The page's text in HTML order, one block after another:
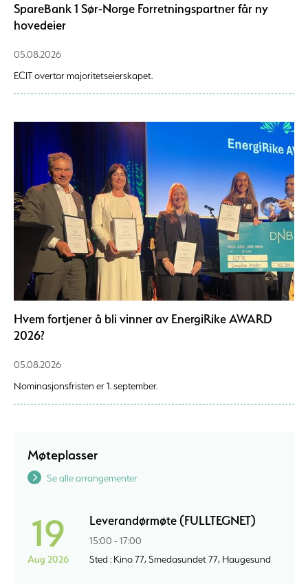
SpareBank 1 Sør-Norge Forretningspartner får ny
hovedeier
05.08.2026
ECIT overtar majoritetseierskapet.
Hvem fortjener å bli vinner av EnergiRike AWARD
2026?
05.08.2026
Nominasjonsfristen er 1. september.
Møteplasser
Se alle arrangementer
19
Aug 2026
Leverandørmøte (FULLTEGNET)
15:00 - 17:00
Sted : Kino 77, Smedasundet 77, Haugesund